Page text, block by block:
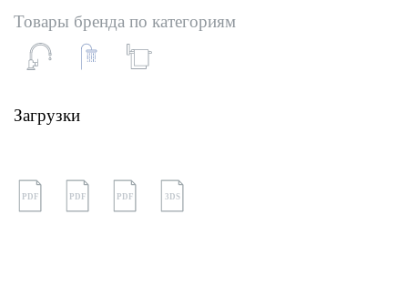
Товары бренда по категориям
Загрузки
PDF PDF PDF 3DS